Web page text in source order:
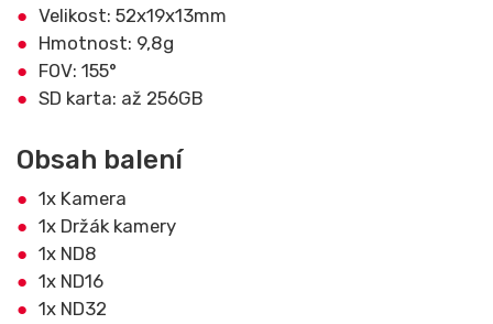
Velikost: 52x19x13mm
Hmotnost: 9,8g
FOV: 155°
SD karta: až 256GB
Obsah balení
1x Kamera
1x Držák kamery
1x ND8
1x ND16
1x ND32